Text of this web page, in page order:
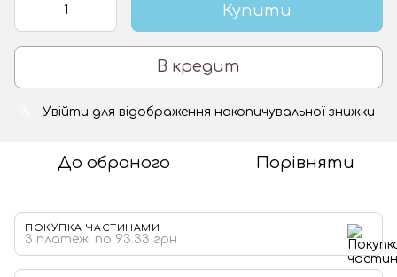
Купити
В кредит
Увійти для відображення накопичувальної знижки
До обраного Порівняти
ПОКУПКА ЧАСТИНАМИ
3 платежі по 93.33 грн